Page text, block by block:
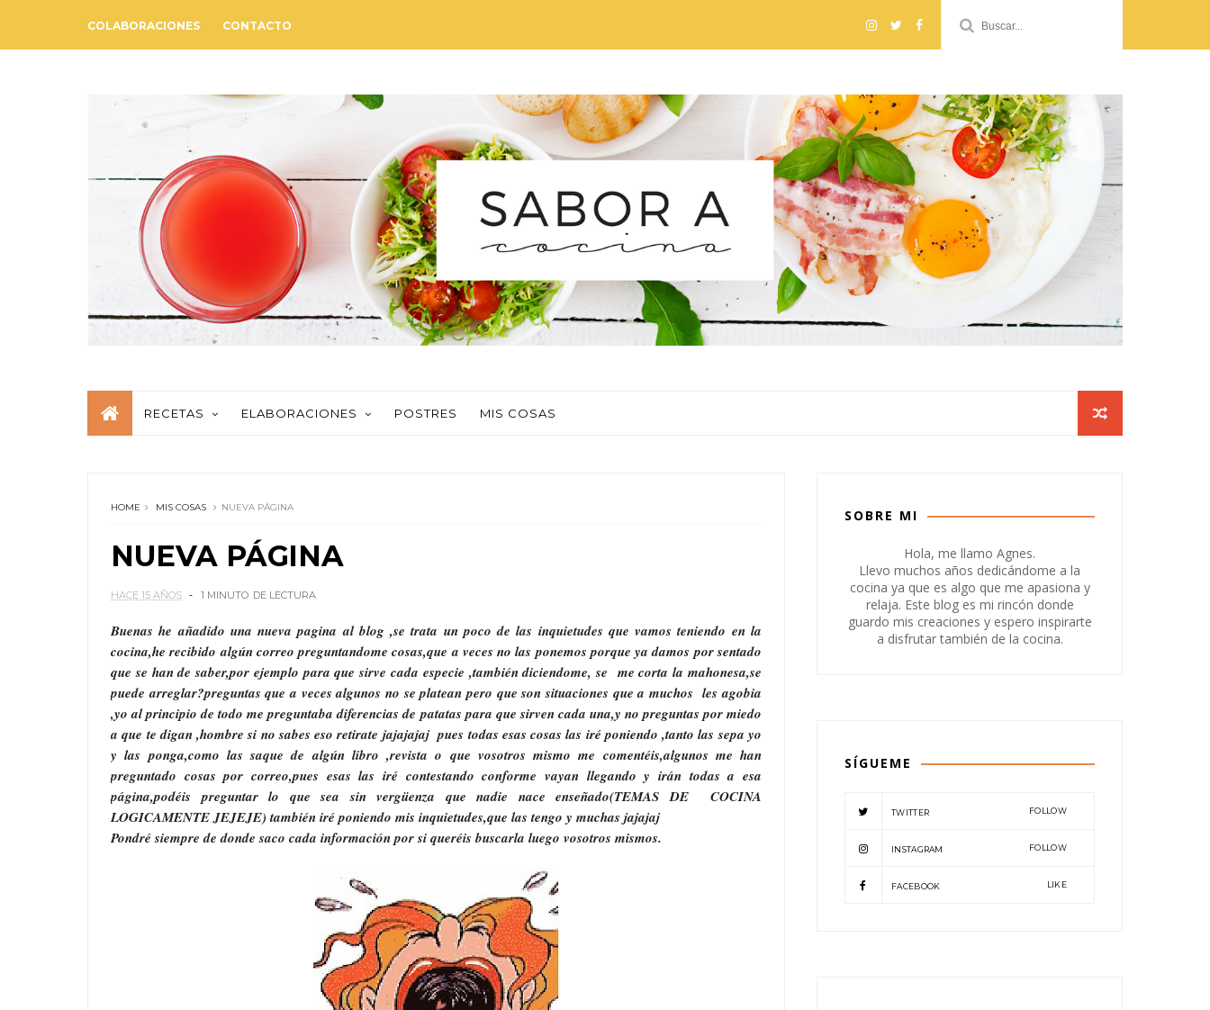
COLABORACIONES CONTACTO
RECETAS ELABORACIONES POSTRES MIS COSAS
HOME MIS COSAS NUEVA PÁGINA
NUEVA PÁGINA
HACE 15 AÑOS 1 MINUTO DE LECTURA
Buenas he añadido una nueva pagina al blog ,se trata un poco de las inquietudes que vamos teniendo en la
cocina,he recibido algún correo preguntandome cosas,que a veces no las ponemos porque ya damos por sentado
que se han de saber,por ejemplo para que sirve cada especie ,también diciendome, se me corta la mahonesa,se
puede arreglar?preguntas que a veces algunos no se platean pero que son situaciones que a muchos les agobia
,yo al principio de todo me preguntaba diferencias de patatas para que sirven cada una,y no preguntas por miedo
a que te digan ,hombre si no sabes eso retirate jajajajaj pues todas esas cosas las iré poniendo ,tanto las sepa yo
y las ponga,como las saque de algún libro ,revista o que vosotros mismo me comentéis,algunos me han
preguntado cosas por correo,pues esas las iré contestando conforme vayan llegando y irán todas a esa
página,podéis preguntar lo que sea sin vergüenza que nadie nace enseñado(TEMAS DE COCINA
LOGICAMENTE JEJEJE) también iré poniendo mis inquietudes,que las tengo y muchas jajajaj
Pondré siempre de donde saco cada información por si queréis buscarla luego vosotros mismos.
SOBRE MI
Hola, me llamo Agnes.
Llevo muchos años dedicándome a la
cocina ya que es algo que me apasiona y
relaja. Este blog es mi rincón donde
guardo mis creaciones y espero inspirarte
a disfrutar también de la cocina.
SÍGUEME
TWITTER FOLLOW
INSTAGRAM FOLLOW
FACEBOOK LIKE